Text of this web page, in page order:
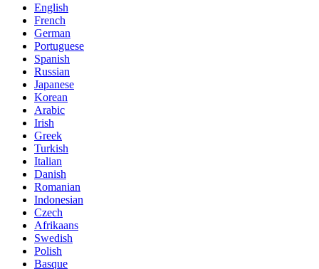
English
French
German
Portuguese
Spanish
Russian
Japanese
Korean
Arabic
Irish
Greek
Turkish
Italian
Danish
Romanian
Indonesian
Czech
Afrikaans
Swedish
Polish
Basque